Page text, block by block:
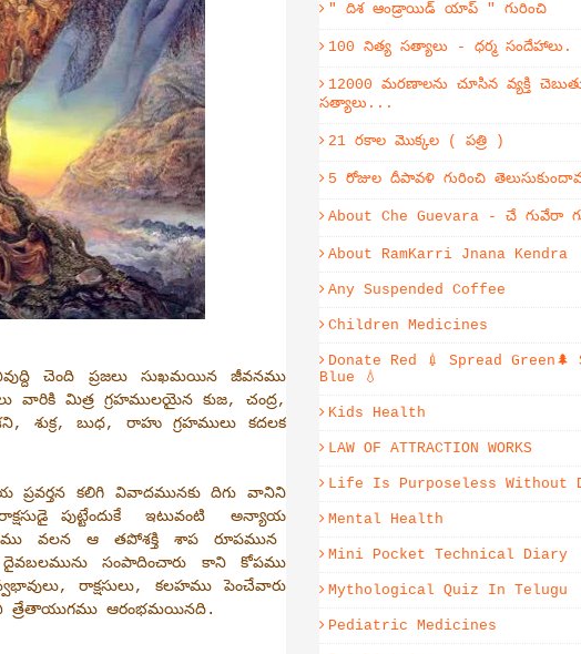
చెంది ప్రజలు సుఖమయిన జీవనము
వారికి మిత్ర గ్రహములయైన కుజ, చంద్ర,
బుధ, రాహు గ్రహములు కదలక
కలిగి వివాదమునకు దిగు వానిని
పుట్టేందుకే ఇటువంటి అన్యాయ
వలన ఆ తపోశక్తి శాప రూపమున
సంపాదించారు కాని కోపము
రాక్షసులు, కలహము పెంచేవారు
త్రేతాయుగము ఆరంభమయినది.
" దిశ ఆండ్రాయిడ్ యాప్ " గురించి
100 నిత్య సత్యాలు - ధర్మ సందేహాలు.
12000 మరణాలను చూసిన వ్యక్తి
సత్యాలు...
21 రకాల మొక్కల ( పత్రి )
5 రోజుల దీపావళి గురించి
About Che Guevara - చే గువేరా
About RamKarri Jnana Kendra
Any Suspended Coffee
Children Medicines
Donate Red 💉 Spread Green🌲
Blue 💧
Kids Health
LAW OF ATTRACTION WORKS
Life Is Purposeless Without
Mental Health
Mini Pocket Technical Diary
Mythological Quiz In Telugu
Pediatric Medicines